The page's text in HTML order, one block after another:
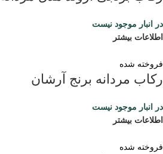
در انبار موجود نیست
اطلاعات بیشتر
فروخته شده
رکاب مردانه برنج آرشان
در انبار موجود نیست
اطلاعات بیشتر
فروخته شده